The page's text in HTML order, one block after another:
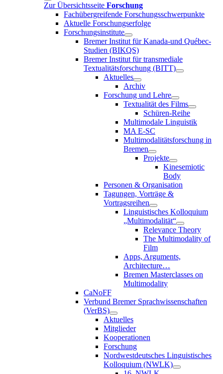
Zur Übersichtsseite Forschung
Fachübergreifende Forschungsschwerpunkte
Aktuelle Forschungserfolge
Forschungsinstitute
Bremer Institut für Kanada-und Québec-
Studien (BIKQS)
Bremer Institut für transmediale
Textualitätsforschung (BITT)
Aktuelles
Archiv
Forschung und Lehre
Textualität des Films
Schüren-Reihe
Multimodale Linguistik
MA E-SC
Multimodalitätsforschung in
Bremen
Projekte
Kinesemiotic
Body
Personen & Organisation
Tagungen, Vorträge &
Vortragsreihen
Linguistisches Kolloquium
„Multimodalität“
Relevance Theory
The Multimodality of
Film
Apps, Arguments,
Architecture…
Bremen Masterclasses on
Multimodality
CaNoFF
Verbund Bremer Sprachwissenschaften
(VerBS)
Aktuelles
Mitglieder
Kooperationen
Forschung
Nordwestdeutsches Linguistisches
Kolloquium (NWLK)